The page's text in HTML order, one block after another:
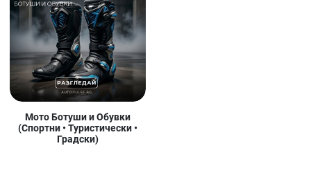
Мото Ботуши и Обувки
(Спортни • Туристически •
Градски)